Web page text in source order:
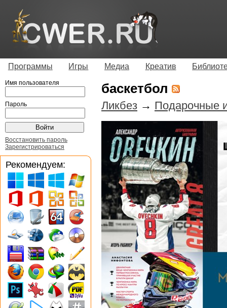
Программы Игры Медиа Креатив
баскетбол
Ликбез → Подарочные
Имя пользователя
Пароль
Восстановить пароль
Зарегистрироваться
Рекомендуем: